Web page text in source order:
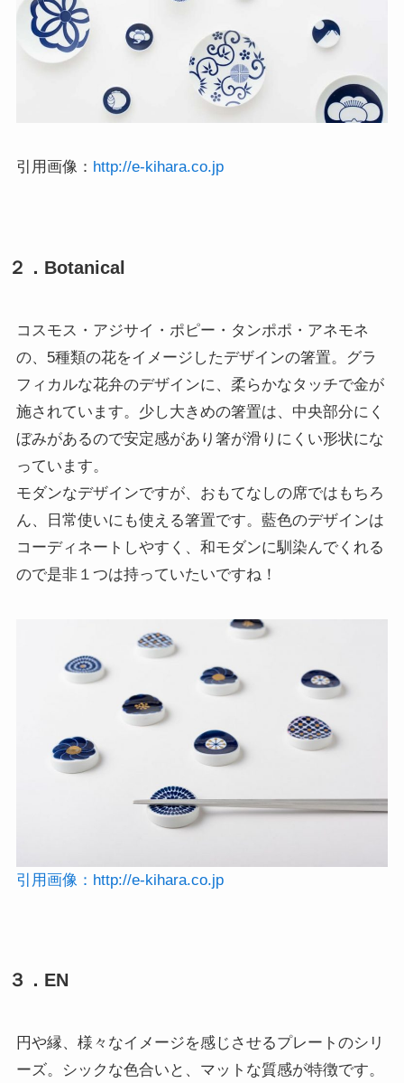
引用画像： http://e-kihara.co.jp
２．Botanical
コスモス・アジサイ・ポピー・タンポポ・アネモネ
の、5種類の花をイメージしたデザインの箸置。グラ
フィカルな花弁のデザインに、柔らかなタッチで金が
施されています。少し大きめの箸置は、中央部分にく
ぼみがあるので安定感があり箸が滑りにくい形状にな
っています。
モダンなデザインですが、おもてなしの席ではもちろ
ん、日常使いにも使える箸置です。藍色のデザインは
コーディネートしやすく、和モダンに馴染んでくれる
ので是非１つは持っていたいですね！
引用画像： http://e-kihara.co.jp
３．EN
円や縁、様々なイメージを感じさせるプレートのシリ
ーズ。シックな色合いと、マットな質感が特徴です。